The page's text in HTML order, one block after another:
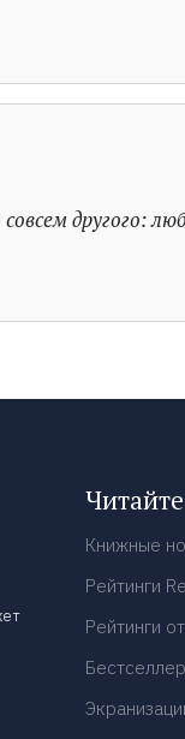
другого:
Читайте
Книжные
Рейтинги
Рейтинги